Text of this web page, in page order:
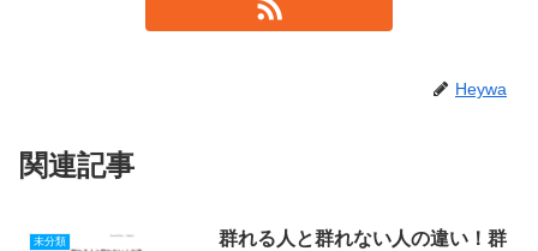
Heywa
関連記事
未分類
群れる人と群れない人の違い！群